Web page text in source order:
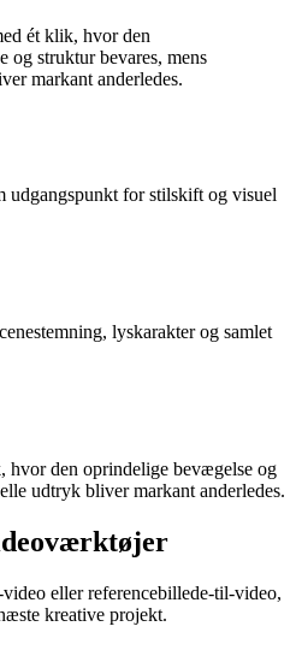
ét klik, hvor den
og struktur bevares, mens
markant anderledes.
udgangspunkt for stilskift og visuel
lyskarakter og samlet
hvor den oprindelige bevægelse og
udtryk bliver markant anderledes.
eller referencebillede-til-video,
kreative projekt.